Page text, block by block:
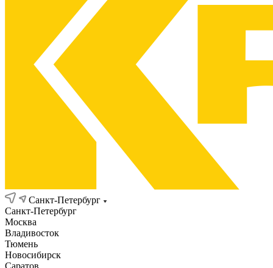
Санкт-Петербург
Санкт-Петербург
Москва
Владивосток
Тюмень
Новосибирск
Саратов